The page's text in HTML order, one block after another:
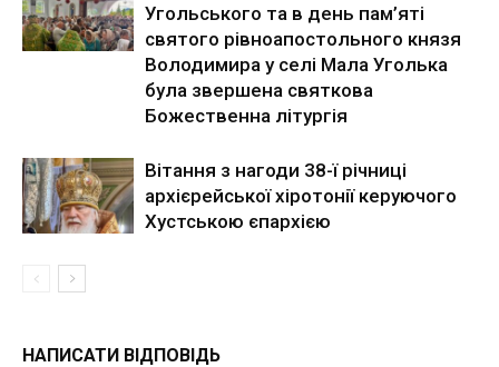
Угольського та в день пам’яті
святого рівноапостольного князя
Володимира у селі Мала Уголька
була звершена святкова
Божественна літургія
Вітання з нагоди 38-ї річниці
архієрейської хіротонії керуючого
Хустською єпархією
НАПИСАТИ ВІДПОВІДЬ